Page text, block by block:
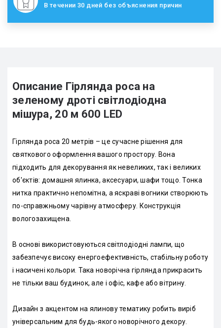
В течении 30 дней без объяснения причин
Описание Гірлянда роса на
зеленому дроті світлодіодна
мішура, 20 м 600 LED
Гірлянда роса 20 метрів – це сучасне рішення для
святкового оформлення вашого простору. Вона
підходить для декорування як невеликих, так і великих
об'єктів: домашня ялинка, аксесуари, шафи тощо. Тонка
нитка практично непомітна, а яскраві вогники створюють
по-справжньому чарівну атмосферу. Конструкція
вологозахищена.
В основі використовуються світлодіодні лампи, що
забезпечує високу енергоефективність, стабільну роботу
і насичені кольори. Така новорічна гірлянда прикрасить
не тільки ваш будинок, але і офіс, кафе або вітрину.
Дизайн з акцентом на ялинову тематику робить виріб
універсальним для будь-якого новорічного декору.